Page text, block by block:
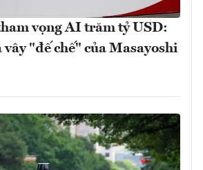
vọng AI trăm tỷ USD:
vây "đế chế" của Masayoshi